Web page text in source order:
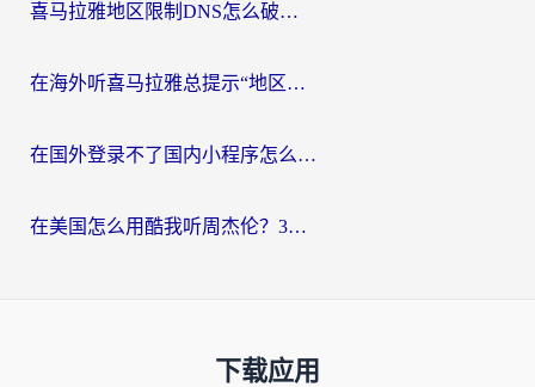
喜马拉雅地区限制DNS怎么破？海外党听国内音乐听书的终极解决方案
在海外听喜马拉雅总提示“地区限制”？3步轻松解除+听国内音乐全攻略
在国外登录不了国内小程序怎么办？选对回国加速器，轻松解锁国内资源
在美国怎么用酷我听周杰伦？3步搞定海外听歌难题
下载应用